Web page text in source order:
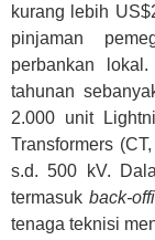
kurang lebih
pinjaman
perbankan
tahunan
2.000 unit
Transformers
s.d. 500 kV.
termasuk back-
tenaga teknisi